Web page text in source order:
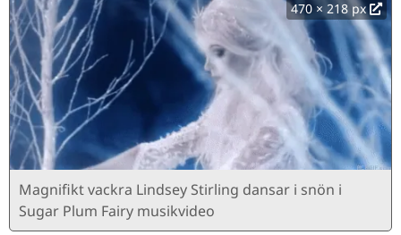
470 × 218 px
Magnifikt vackra Lindsey Stirling dansar i snön i
Sugar Plum Fairy musikvideo